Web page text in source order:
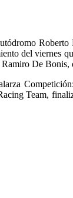
del viernes
De
Team,